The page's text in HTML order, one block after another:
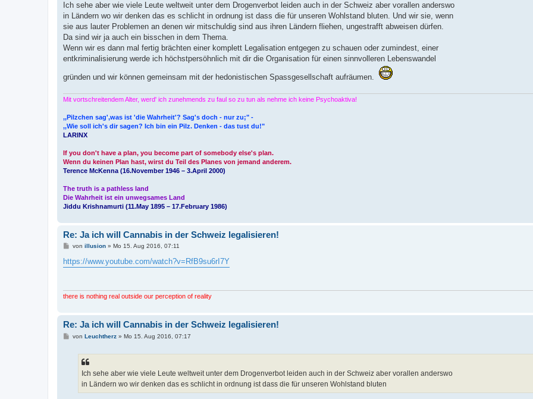
r
a
Ich sehe aber wie viele Leute weltweit unter dem Drogenverbot leiden auch in der Schweiz aber vorallen anderswo
in Ländern wo wir denken das es schlicht in ordnung ist dass die für unseren Wohlstand bluten. Und wir sie, wenn
sie aus lauter Problemen an denen wir mitschuldig sind aus ihren Ländern fliehen, ungestrafft abweisen dürfen.
Da sind wir ja auch ein bisschen in dem Thema.
Wenn wir es dann mal fertig brächten einer komplett Legalisation entgegen zu schauen oder zumindest, einer
entkriminalisierung werde ich höchstpersöhnlich mit dir die Organisation für einen sinnvolleren Lebenswandel
gründen und wir können gemeinsam mit der hedonistischen Spassgesellschaft aufräumen.
Mit vortschreitendem Alter, werd' ich zunehmends zu faul so zu tun als nehme ich keine Psychoaktiva!
,,Pilzchen sag',was ist 'die Wahrheit'? Sag's doch - nur zu;" -
,,Wie soll ich's dir sagen? Ich bin ein Pilz. Denken - das tust du!"
LARINX
If you don't have a plan, you become part of somebody else's plan.
Wenn du keinen Plan hast, wirst du Teil des Planes von jemand anderem.
Terence McKenna (16.November 1946 – 3.April 2000)
The truth is a pathless land
Die Wahrheit ist ein unwegsames Land
Jiddu Krishnamurti (11.May 1895 – 17.February 1986)
Re: Ja ich will Cannabis in der Schweiz legalisieren!
B
i
t
von illusion» Mo 15. Aug 2016, 07:11
https://www.youtube.com/watch?v=RfB9su6rI7Y
there is nothing real outside our perception of reality
Re: Ja ich will Cannabis in der Schweiz legalisieren!
Bvon Leuchtherz» Mo 15. Aug 2016, 07:17
Ich sehe aber wie viele Leute weltweit unter dem Drogenverbot leiden auch in der Schweiz aber vorallen anderswo
in Ländern wo wir denken das es schlicht in ordnung ist dass die für unseren Wohlstand bluten